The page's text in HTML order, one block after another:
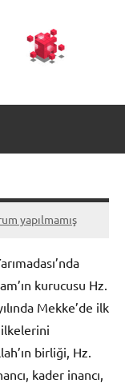
yapılmamış
kurucusu Hz.
Mekke’de ilk
ilkelerini
birliği, Hz.
kader inancı,